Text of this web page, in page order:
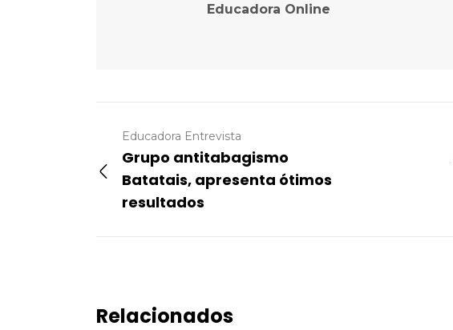
Educadora Online
Educadora Entrevista
Grupo antitabagismo
Batatais, apresenta ótimos
resultados
Relacionados